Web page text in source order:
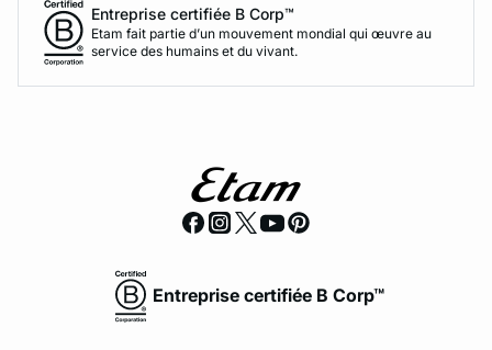
Entreprise certifiée B Corp™
Etam fait partie d’un mouvement mondial qui œuvre au
service des humains et du vivant.
Entreprise certifiée B Corp™